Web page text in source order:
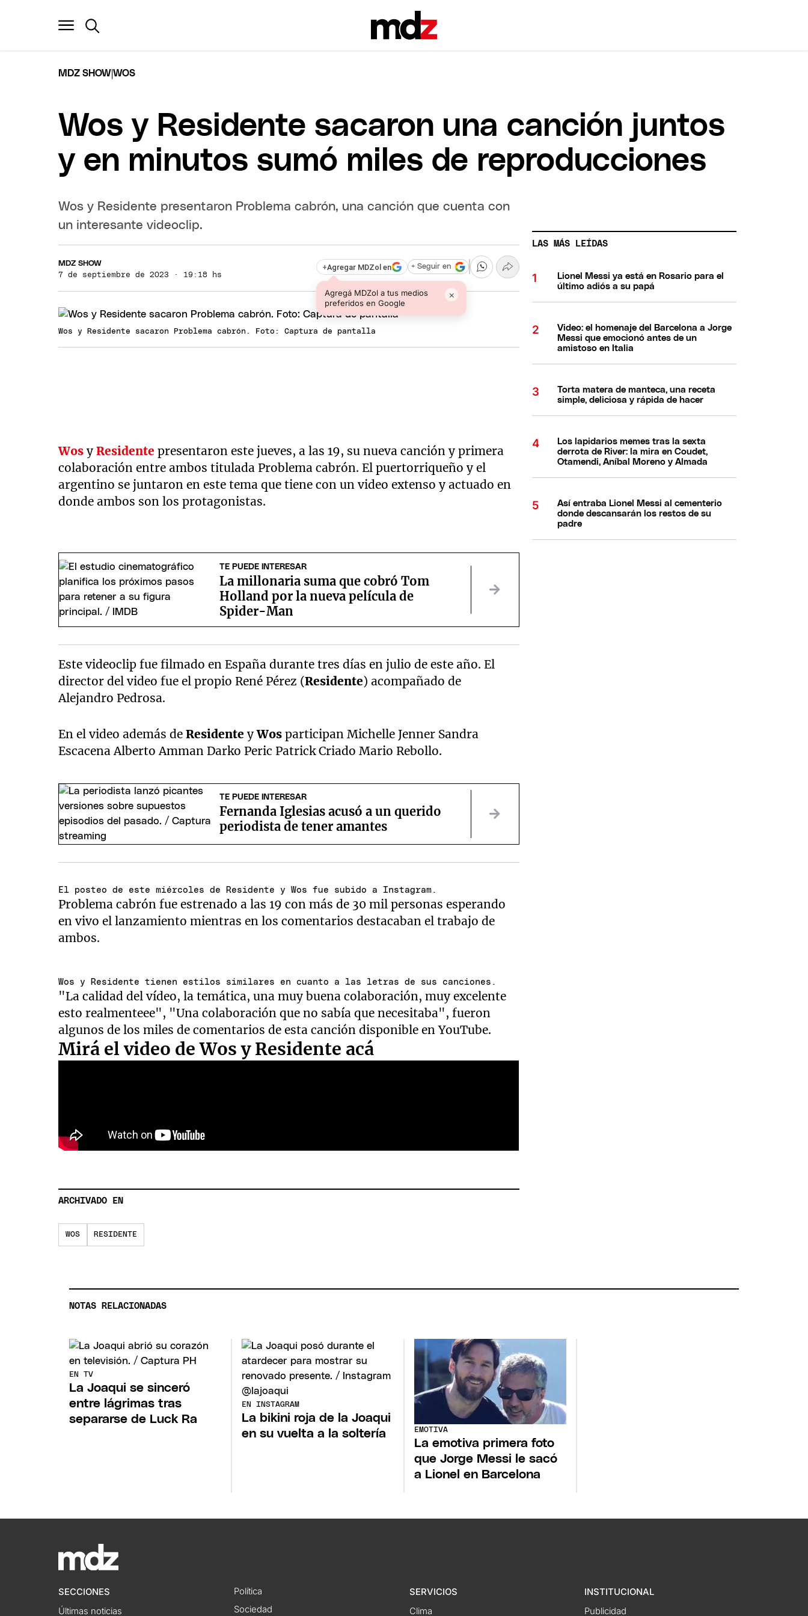
MDZ SHOW|WOS
Wos y Residente sacaron una canción juntos
y en minutos sumó miles de reproducciones
Wos y Residente presentaron Problema cabrón, una canción que cuenta con
un interesante videoclip.
MDZ SHOW
7 de septiembre de 2023 · 19:18 hs
+Agregar MDZol en
Agregá MDZol a tus medios
preferidos en Google
×
+ Seguir en
Wos y Residente sacaron Problema cabrón. Foto: Captura de pantalla
Wos yResidente presentaron este jueves, a las 19, su nueva canción y primera
colaboración entre ambos titulada Problema cabrón. El puertorriqueño y el
argentino se juntaron en este tema que tiene con un video extenso y actuado en
donde ambos son los protagonistas.
TE PUEDE INTERESAR
La millonaria suma que cobró Tom
Holland por la nueva película de
Spider-Man
Este videoclip fue filmado en España durante tres días en julio de este año. El
director del video fue el propio René Pérez (Residente) acompañado de
Alejandro Pedrosa.
En el video además deResidente yWos participan Michelle Jenner Sandra
Escacena Alberto Amman Darko Peric Patrick Criado Mario Rebollo.
TE PUEDE INTERESAR
Fernanda Iglesias acusó a un querido
periodista de tener amantes
El posteo de este miércoles de Residente y Wos fue subido a Instagram.
Problema cabrón fue estrenado a las 19 con más de 30 mil personas esperando
en vivo el lanzamiento mientras en los comentarios destacaban el trabajo de
ambos.
Wos y Residente tienen estilos similares en cuanto a las letras de sus canciones.
"La calidad del vídeo, la temática, una muy buena colaboración, muy excelente
esto realmenteee", "Una colaboración que no sabía que necesitaba", fueron
algunos de los miles de comentarios de esta canción disponible en YouTube.
Mirá el video de Wos y Residente acá
ARCHIVADO EN
WOS RESIDENTE
LAS MÁS LEÍDAS
Lionel Messi ya está en Rosario para el
último adiós a su papá
Video: el homenaje del Barcelona a Jorge
Messi que emocionó antes de un
amistoso en Italia
Torta matera de manteca, una receta
simple, deliciosa y rápida de hacer
Los lapidarios memes tras la sexta
derrota de River: la mira en Coudet,
Otamendi, Aníbal Moreno y Almada
Así entraba Lionel Messi al cementerio
donde descansarán los restos de su
padre
NOTAS RELACIONADAS
EN TV
La Joaqui se sinceró
entre lágrimas tras
separarse de Luck Ra
EN INSTAGRAM
La bikini roja de la Joaqui
en su vuelta a la soltería
EMOTIVA
La emotiva primera foto
que Jorge Messi le sacó
a Lionel en Barcelona
SECCIONES
Últimas noticias
Política
Sociedad
SERVICIOS
Clima
INSTITUCIONAL
Publicidad